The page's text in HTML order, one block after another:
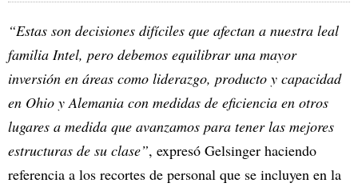
“Estas son decisiones difíciles que afectan a nuestra leal
familia Intel, pero debemos equilibrar una mayor
inversión en áreas como liderazgo, producto y capacidad
en Ohio y Alemania con medidas de eficiencia en otros
lugares a medida que avanzamos para tener las mejores
estructuras de su clase”, expresó Gelsinger haciendo
referencia a los recortes de personal que se incluyen en la